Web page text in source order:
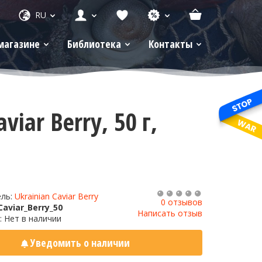
RU
Библиотека Контакты
Berry, 50 г,
Ukrainian Caviar Berry
Нет в наличии
0 отзывов
Написать отзыв
Уведомить о наличии